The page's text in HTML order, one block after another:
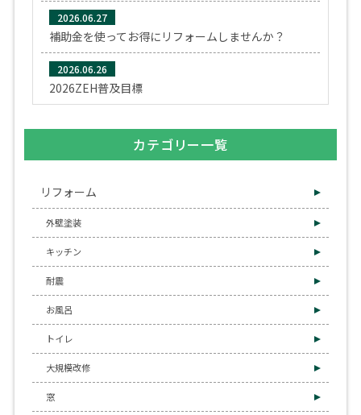
2026.06.27
補助金を使ってお得にリフォームしませんか？
2026.06.26
2026ZEH普及目標
カテゴリー一覧
リフォーム
外壁塗装
キッチン
耐震
お風呂
トイレ
大規模改修
窓